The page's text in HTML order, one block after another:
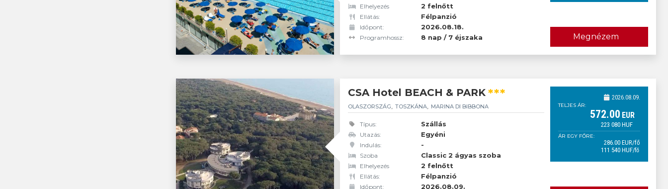
Elhelyezés 2 felnőtt
Ellátás: Félpanzió
Időpont: 2026.08.18.
Programhossz: 8 nap / 7 éjszaka Megnézem
CSA Hotel BEACH & PARK ***
OLASZORSZÁG TOSZKÁNA MARINA DI BIBBONA
Típus: Szállás
Utazás: Egyéni
Indulás: -
Résztvevők: 2 felnőtt
Szoba Classic 2 ágyas szoba
Elhelyezés 2 felnőtt
Ellátás: Félpanzió
Időpont: 2026.08.09.
2026.08.09.
TELJES ÁR:
572.00 EUR
223 080 HUF
ÁR EGY FŐRE:
286.00 EUR/fő
111 540 HUF/fő